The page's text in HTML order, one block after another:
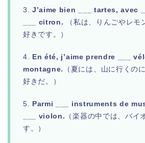
3.J’aime bien ___ tartes, avec
___ citron. （私は、りんごやレモ
好きです。）
4. En été, j’aime prendre ___
montagne.
（夏には、山に行くの
好きだ。）
5. Parmi ___ instruments de
___ violon. （楽器の中では、バイ
す。）